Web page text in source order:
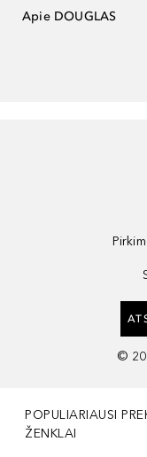
Apie DOUGLAS
©
POPULIARIAUSI
ŽENKLAI